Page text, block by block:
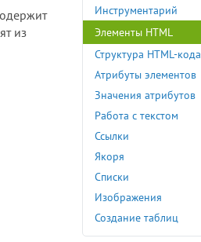
из
Инструментарий
Элементы HTML
Структура HTML-кода
Атрибуты элементов
Значения атрибутов
Работа с текстом
Ссылки
Якоря
Списки
Изображения
Создание таблиц